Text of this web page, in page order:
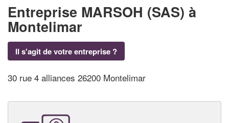
Entreprise MARSOH (SAS) à
Montelimar
Il s'agit de votre entreprise ?
30 rue 4 alliances 26200 Montelimar